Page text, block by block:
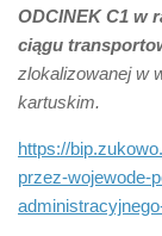
ODCINEK C1 w
ciągu
zlokalizowanej w
kartuskim.
https://
przez-wojewode-